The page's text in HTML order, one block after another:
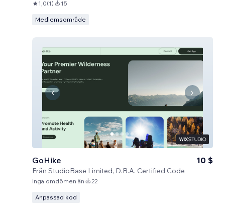
1,0(1) 15
Medlemsområde
GoHike
Från StudioBase Limited, D.B.A. Certified Code
10 $
Inga omdömen än 22
Anpassad kod